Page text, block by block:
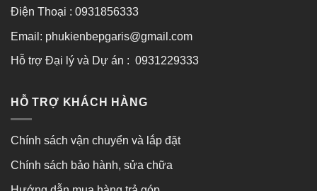
Điện Thoại : 0931856333
Email: phukienbepgaris@gmail.com
Hỗ trợ Đại lý và Dự án : 0931229333
HỖ TRỢ KHÁCH HÀNG
Chính sách vận chuyển và lắp đặt
Chính sách bảo hành, sửa chữa